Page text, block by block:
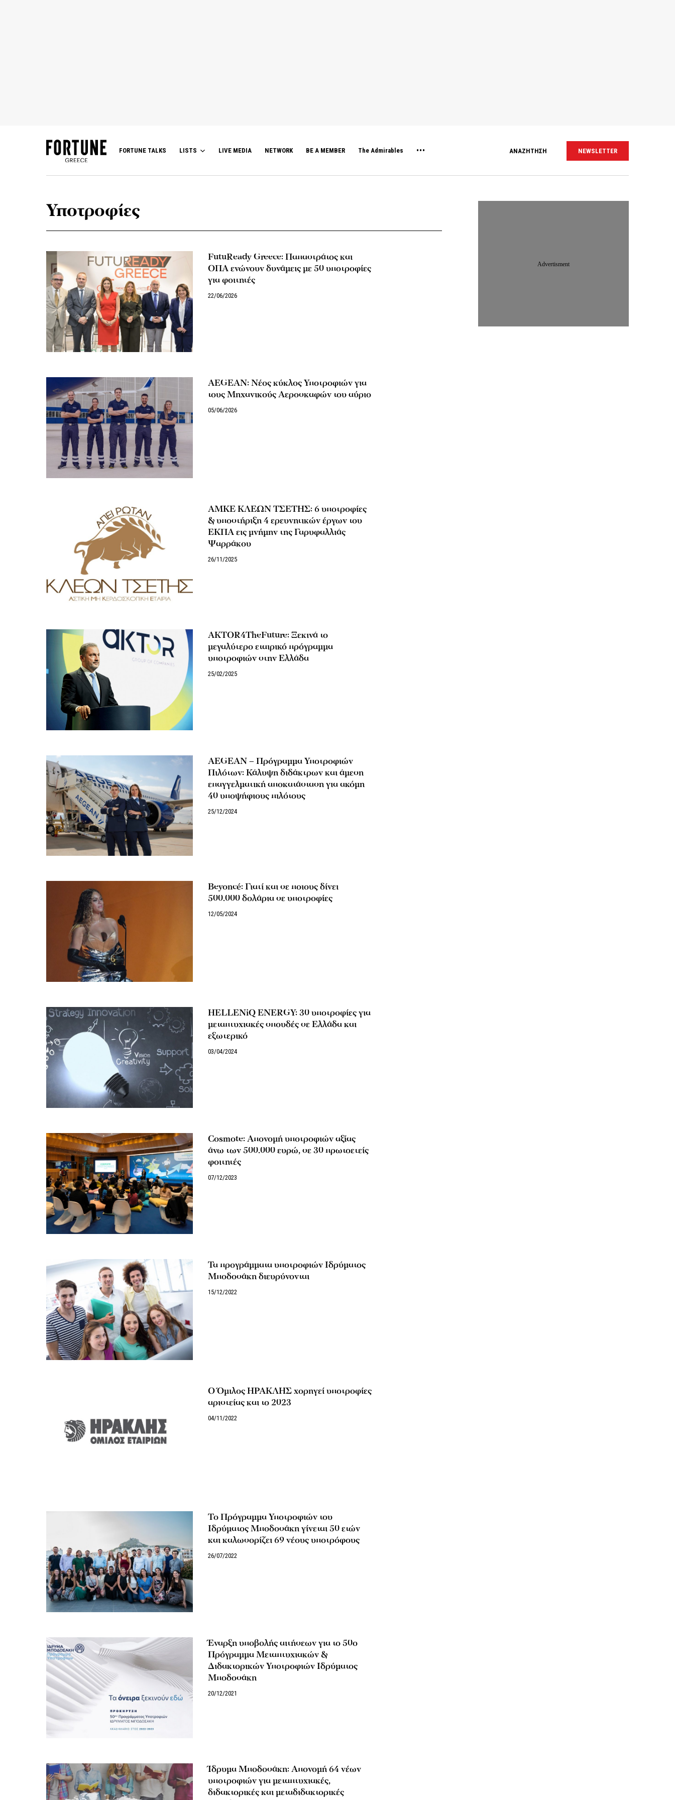
FORTUNE TALKS LISTS LIVE MEDIA NETWORK BE A MEMBER The Admirables ΑΝΑΖΗΤΗΣΗ NEWSLETTER
Υποτροφίες
FutuReady Greece: Παπαστράτος και
ΟΠΑ ενώνουν δυνάμεις με 50 υποτροφίες
για φοιτητές
22/06/2026
AEGEAN: Νέος κύκλος Υποτροφιών για
τους Μηχανικούς Αεροσκαφών του αύριο
05/06/2026
ΑΜΚΕ ΚΛΕΩΝ ΤΣΕΤΗΣ: 6 υποτροφίες
& υποστήριξη 4 ερευνητικών έργων του
ΕΚΠΑ εις μνήμην της Γαρυφαλλιάς
Ψαρράκου
26/11/2025
AKTOR4TheFuture: Ξεκινά το
μεγαλύτερο εταιρικό πρόγραμμα
υποτροφιών στην Ελλάδα
25/02/2025
AEGEAN – Πρόγραμμα Υποτροφιών
Πιλότων: Κάλυψη διδάκτρων και άμεση
επαγγελματική αποκατάσταση για ακόμη
40 υποψήφιους πιλότους
25/12/2024
Beyoncé: Γιατί και σε ποιους δίνει
500.000 δολάρια σε υποτροφίες
12/05/2024
HELLENiQ ENERGY: 30 υποτροφίες για
μεταπτυχιακές σπουδές σε Ελλάδα και
εξωτερικό
03/04/2024
Cosmote: Απονομή υποτροφιών αξίας
άνω των 500.000 ευρώ, σε 30 πρωτοετείς
φοιτητές
07/12/2023
Τα προγράμματα υποτροφιών Ιδρύματος
Μποδοσάκη διευρύνονται
15/12/2022
Ο Όμιλος ΗΡΑΚΛΗΣ χορηγεί υποτροφίες
αριστείας και το 2023
04/11/2022
Το Πρόγραμμα Υποτροφιών του
Ιδρύματος Μποδοσάκη γίνεται 50 ετών
και καλωσορίζει 69 νέους υποτρόφους
26/07/2022
Έναρξη υποβολής αιτήσεων για το 50ο
Πρόγραμμα Μεταπτυχιακών &
Διδακτορικών Υποτροφιών Ιδρύματος
Μποδοσάκη
20/12/2021
Ίδρυμα Μποδοσάκη: Απονομή 64 νέων
υποτροφιών για μεταπτυχιακές,
διδακτορικές και μεταδιδακτορικές